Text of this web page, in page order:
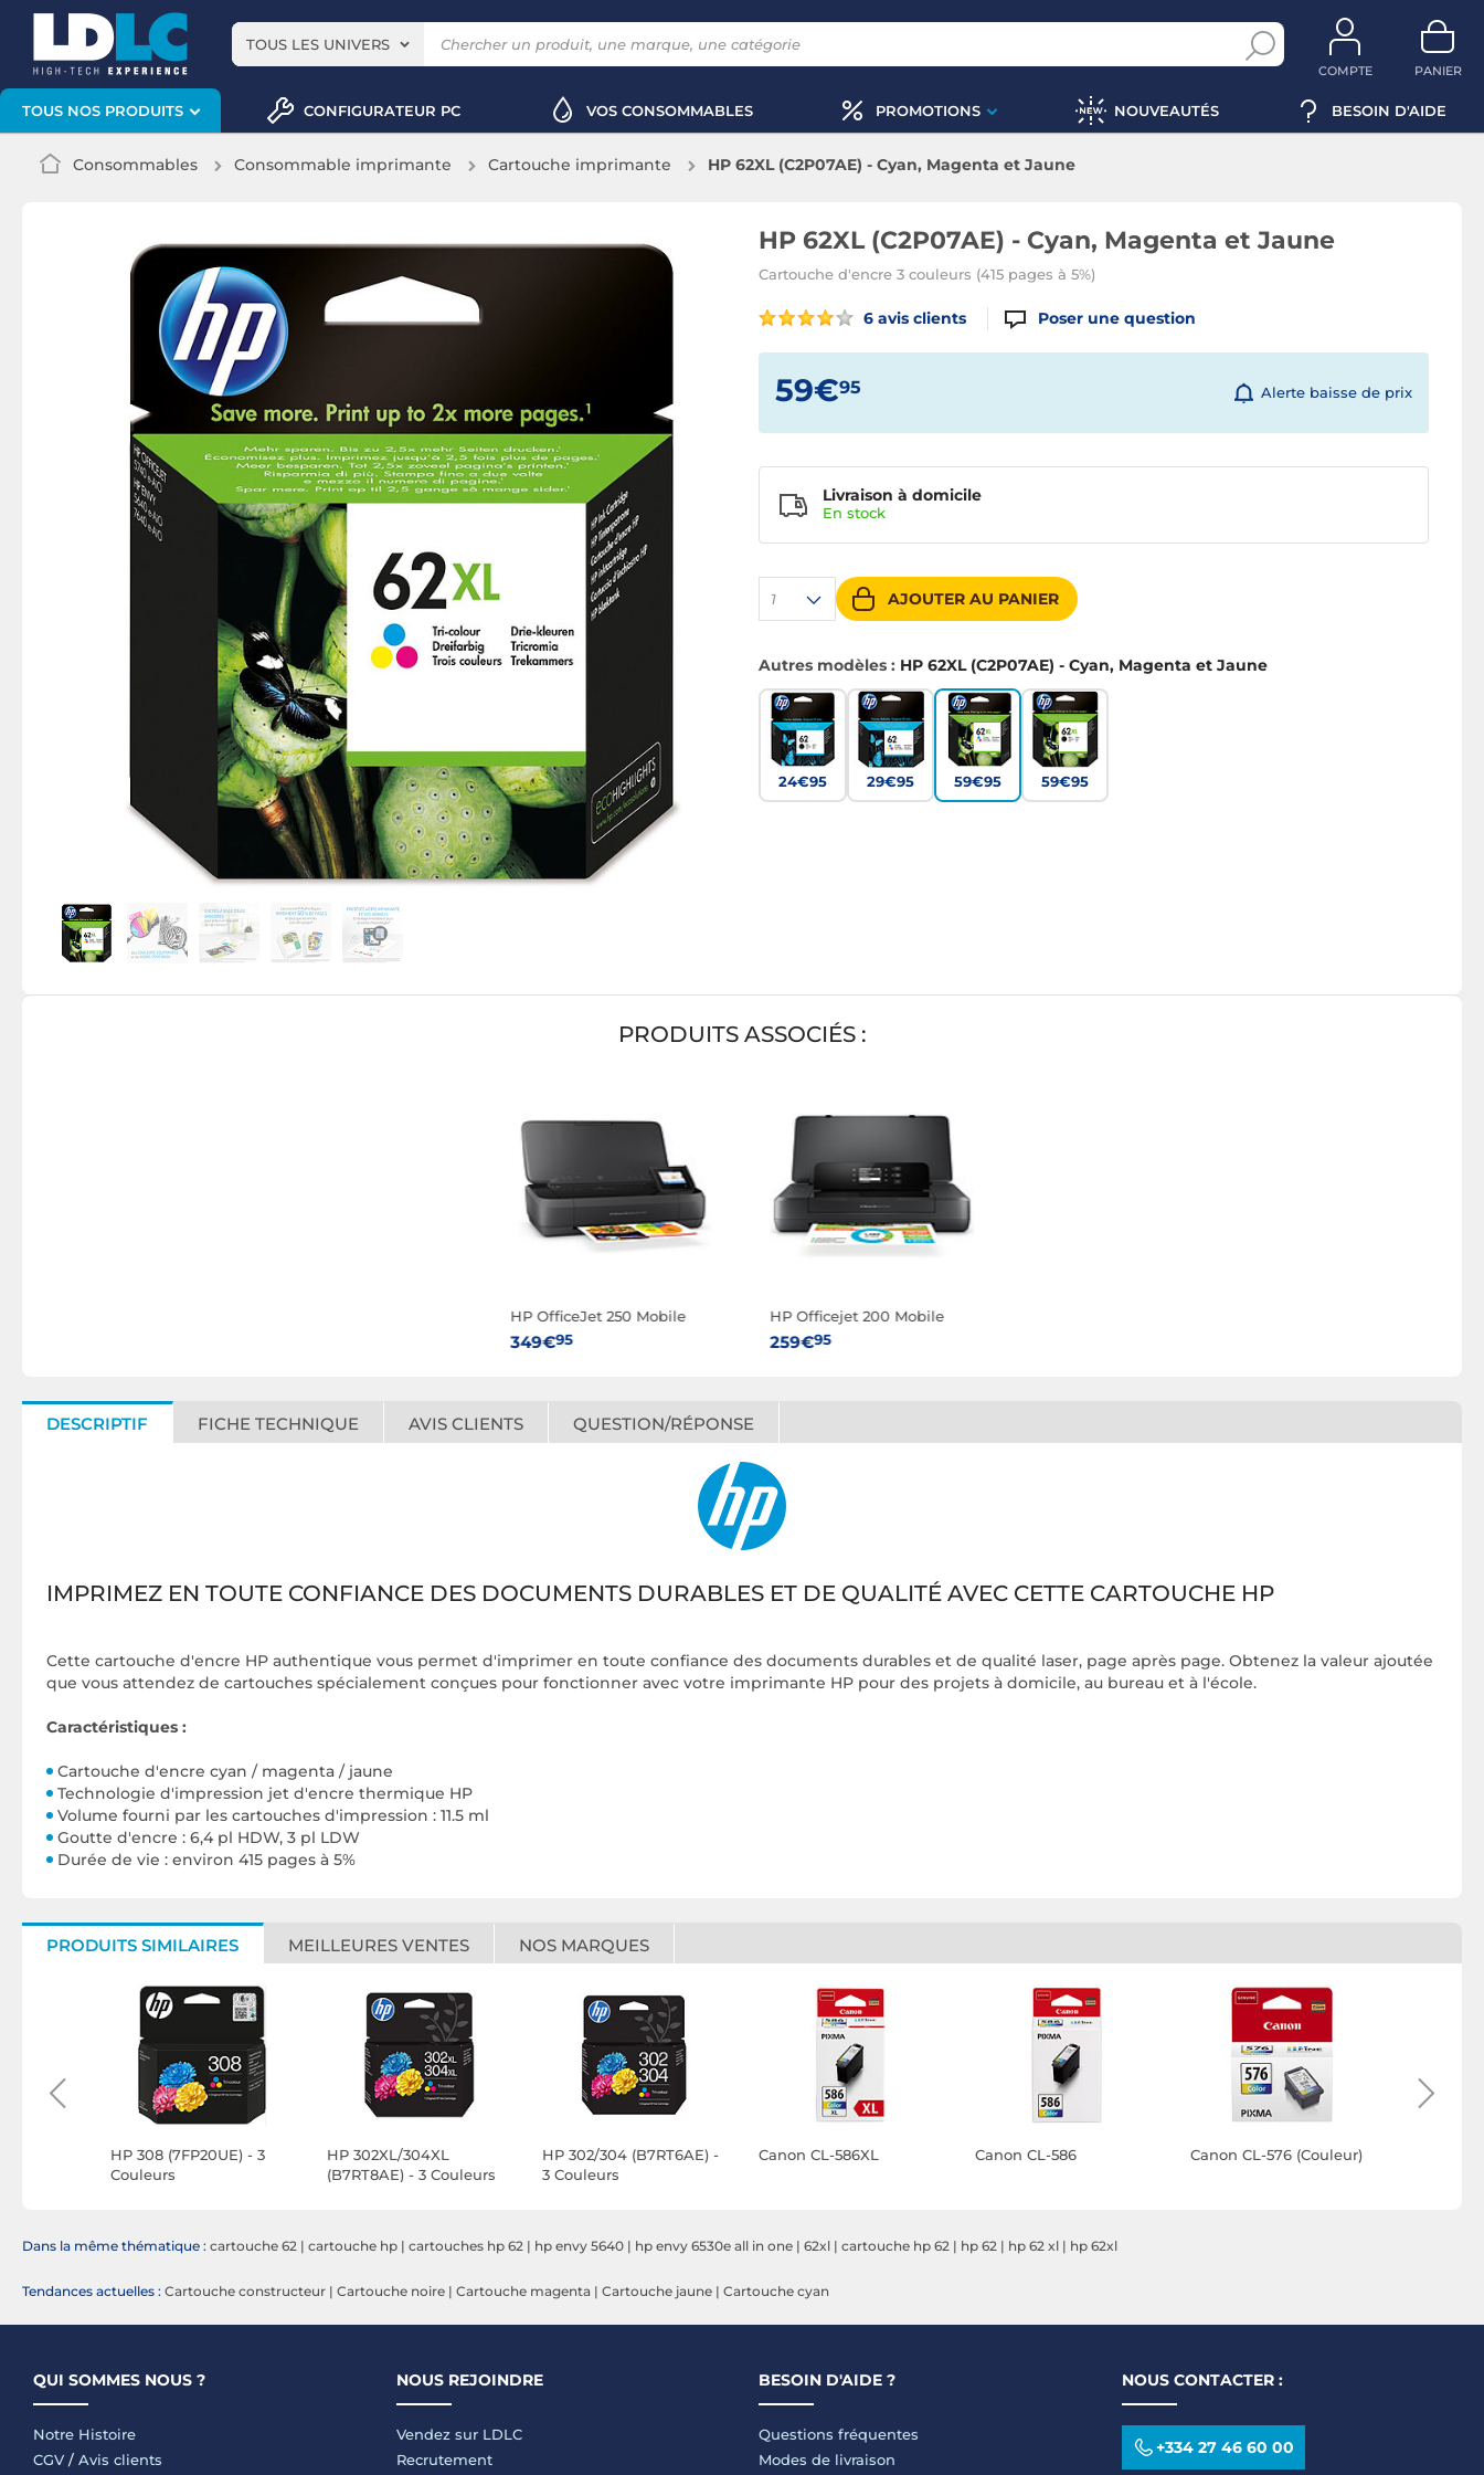
TOUS LES UNIVERS
COMPTE PANIER
TOUS NOS PRODUITS CONFIGURATEUR PC VOS CONSOMMABLES PROMOTIONS NOUVEAUTÉS BESOIN D'AIDE
Consommables Consommable imprimante Cartouche imprimante HP 62XL (C2P07AE) - Cyan, Magenta et Jaune
HP 62XL (C2P07AE) - Cyan, Magenta et Jaune
Cartouche d'encre 3 couleurs (415 pages à 5%)
6 avis clients Poser une question
59€95 Alerte baisse de prix
1 AJOUTER AU PANIER
Livraison à domicile
En stock
Autres modèles : HP 62XL (C2P07AE) - Cyan, Magenta et Jaune
24€95 29€95 59€95 59€95
PRODUITS ASSOCIÉS :
HP OfficeJet 250 Mobile
349€95
HP Officejet 200 Mobile
259€95
DESCRIPTIF FICHE TECHNIQUE AVIS CLIENTS QUESTION/RÉPONSE
IMPRIMEZ EN TOUTE CONFIANCE DES DOCUMENTS DURABLES ET DE QUALITÉ AVEC CETTE CARTOUCHE HP
Cette cartouche d'encre HP authentique vous permet d'imprimer en toute confiance des documents durables et de qualité laser, page après page. Obtenez la valeur ajoutée
que vous attendez de cartouches spécialement conçues pour fonctionner avec votre imprimante HP pour des projets à domicile, au bureau et à l'école.
Caractéristiques :
Cartouche d'encre cyan / magenta / jaune
Technologie d'impression jet d'encre thermique HP
Volume fourni par les cartouches d'impression : 11.5 ml
Goutte d'encre : 6,4 pl HDW, 3 pl LDW
Durée de vie : environ 415 pages à 5%
PRODUITS SIMILAIRES MEILLEURES VENTES NOS MARQUES
HP 308 (7FP20UE) - 3
Couleurs
HP 302XL/304XL
(B7RT8AE) - 3 Couleurs
HP 302/304 (B7RT6AE) -
3 Couleurs
Canon CL-586XL Canon CL-586 Canon CL-576 (Couleur)
Dans la même thématique : cartouche 62 | cartouche hp | cartouches hp 62 | hp envy 5640 | hp envy 6530e all in one | 62xl | cartouche hp 62 | hp 62 | hp 62 xl | hp 62xl
Tendances actuelles : Cartouche constructeur | Cartouche noire | Cartouche magenta | Cartouche jaune | Cartouche cyan
QUI SOMMES NOUS ?
Notre Histoire
CGV / Avis clients
NOUS REJOINDRE
Vendez sur LDLC
Recrutement
BESOIN D'AIDE ?
Questions fréquentes
Modes de livraison
NOUS CONTACTER :
+334 27 46 60 00